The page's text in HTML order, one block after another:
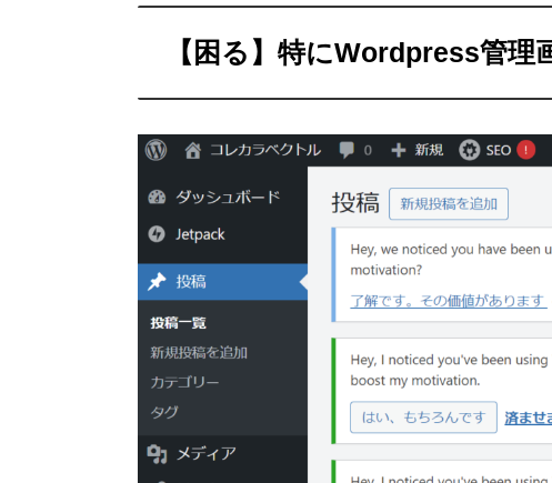
【困る】特にWordpress管理